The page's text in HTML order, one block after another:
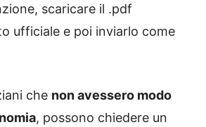
scaricare il .pdf
ufficiale e poi inviarlo come
che non avessero modo
, possono chiedere un